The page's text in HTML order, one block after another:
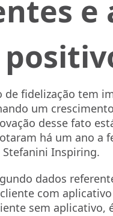
e
fidelização tem
um
desse fato
há um ano a
Stefanini Inspiring.
dados
com
sem aplicativo,